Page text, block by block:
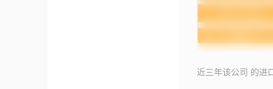
近三年该公司 的进